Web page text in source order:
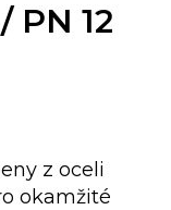
PN 12
z oceli
okamžité